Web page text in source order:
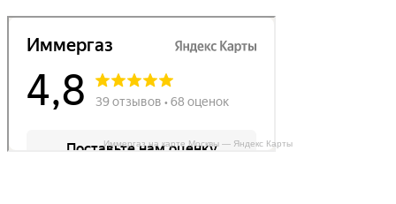
Иммергаз на карте Москвы — Яндекс Карты